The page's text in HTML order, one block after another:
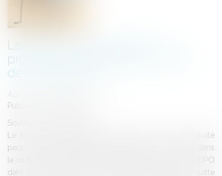
La mission de délégué à la
protection des données au sein
des collectivités
Auteur : DROUINEAU Thomas
Publié le :
Source :
Le fournisseur de logiciel de gestion d’une collectivité
peut-il être ce délégué à la protection des données dans
le cadre du RGPD ? Dans les lignes directrices sur les DPO
daté du 13 décembre 2016, le G29 a pu statuer sur cette